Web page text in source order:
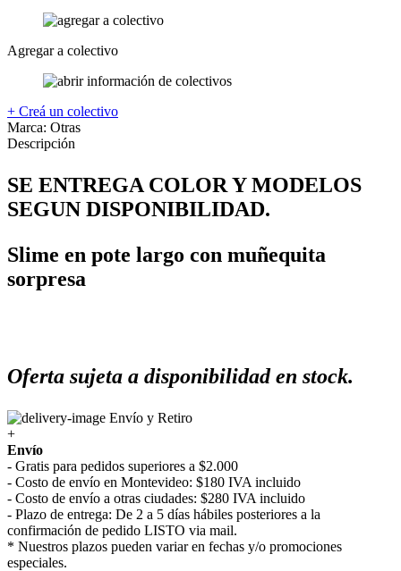
Agregar a colectivo
+ Creá un colectivo
Marca: Otras
Descripción
SE ENTREGA COLOR Y MODELOS
SEGUN DISPONIBILIDAD.
Slime en pote largo con muñequita
sorpresa
Oferta sujeta a disponibilidad en stock.
Envío y Retiro
+
Envío
- Gratis para pedidos superiores a $2.000
- Costo de envío en Montevideo: $180 IVA incluido
- Costo de envío a otras ciudades: $280 IVA incluido
- Plazo de entrega: De 2 a 5 días hábiles posteriores a la
confirmación de pedido LISTO via mail.
* Nuestros plazos pueden variar en fechas y/o promociones
especiales.